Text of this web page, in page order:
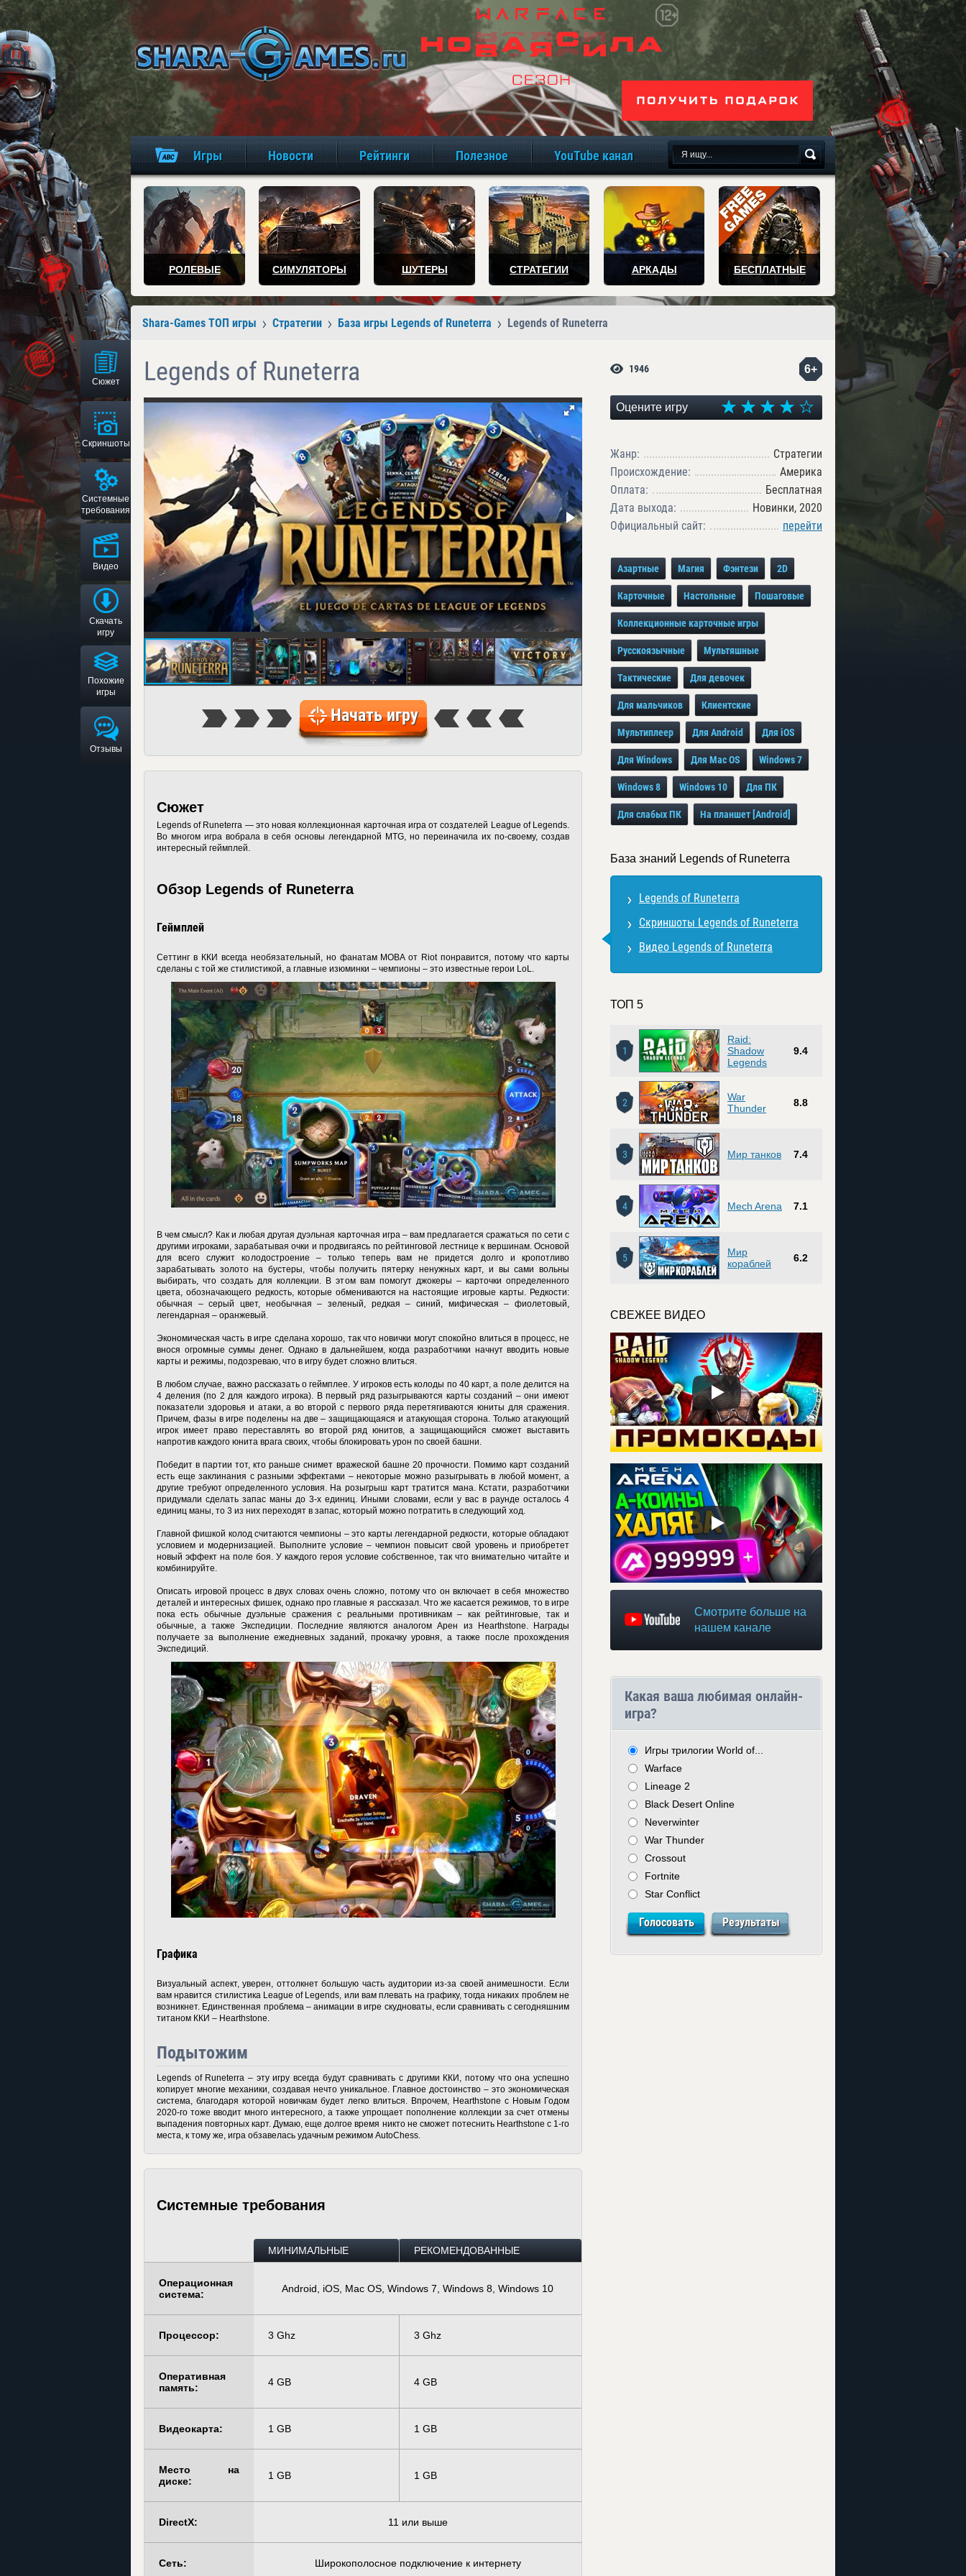
игры онлайн бесплатно
Игры Новости Рейтинги Полезное YouTube канал
РОЛЕВЫЕ СИМУЛЯТОРЫ ШУТЕРЫ СТРАТЕГИИ АРКАДЫ БЕСПЛАТНЫЕ
Shara-Games ТОП игры Стратегии База игры Legends of Runeterra Legends of Runeterra
Сюжет
Скриншоты
Системные
требования
Видео
Скачать
игру
Похожие
игры
Отзывы
Legends of Runeterra
Начать игру
Сюжет
Legends of Runeterra — это новая коллекционная карточная игра от создателей League of Legends.
Во многом игра вобрала в себя основы легендарной MTG, но переиначила их по-своему, создав
интересный геймплей.
Обзор Legends of Runeterra
Геймплей
Сеттинг в ККИ всегда необязательный, но фанатам MOBA от Riot понравится, потому что карты
сделаны с той же стилистикой, а главные изюминки – чемпионы – это известные герои LoL.
В чем смысл? Как и любая другая дуэльная карточная игра – вам предлагается сражаться по сети с
другими игроками, зарабатывая очки и продвигаясь по рейтинговой лестнице к вершинам. Основой
для всего служит колодостроение – только теперь вам не придется долго и кропотливо
зарабатывать золото на бустеры, чтобы получить пятерку ненужных карт, и вы сами вольны
выбирать, что создать для коллекции. В этом вам помогут джокеры – карточки определенного
цвета, обозначающего редкость, которые обмениваются на настоящие игровые карты. Редкости:
обычная – серый цвет, необычная – зеленый, редкая – синий, мифическая – фиолетовый,
легендарная – оранжевый.
Экономическая часть в игре сделана хорошо, так что новички могут спокойно влиться в процесс, не
внося огромные суммы денег. Однако в дальнейшем, когда разработчики начнут вводить новые
карты и режимы, подозреваю, что в игру будет сложно влиться.
В любом случае, важно рассказать о геймплее. У игроков есть колоды по 40 карт, а поле делится на
4 деления (по 2 для каждого игрока). В первый ряд разыгрываются карты созданий – они имеют
показатели здоровья и атаки, а во второй с первого ряда перетягиваются юниты для сражения.
Причем, фазы в игре поделены на две – защищающаяся и атакующая сторона. Только атакующий
игрок имеет право переставлять во второй ряд юнитов, а защищающийся сможет выставить
напротив каждого юнита врага своих, чтобы блокировать урон по своей башни.
Победит в партии тот, кто раньше снимет вражеской башне 20 прочности. Помимо карт созданий
есть еще заклинания с разными эффектами – некоторые можно разыгрывать в любой момент, а
другие требуют определенного условия. На розыгрыш карт тратится мана. Кстати, разработчики
придумали сделать запас маны до 3-х единиц. Иными словами, если у вас в раунде осталось 4
единиц маны, то 3 из них переходят в запас, который можно потратить в следующий ход.
Главной фишкой колод считаются чемпионы – это карты легендарной редкости, которые обладают
условием и модернизацией. Выполните условие – чемпион повысит свой уровень и приобретет
новый эффект на поле боя. У каждого героя условие собственное, так что внимательно читайте и
комбинируйте.
Описать игровой процесс в двух словах очень сложно, потому что он включает в себя множество
деталей и интересных фишек, однако про главные я рассказал. Что же касается режимов, то в игре
пока есть обычные дуэльные сражения с реальными противникам – как рейтинговые, так и
обычные, а также Экспедиции. Последние являются аналогом Арен из Hearthstone. Награды
получаете за выполнение ежедневных заданий, прокачку уровня, а также после прохождения
Экспедиций.
Графика
Визуальный аспект, уверен, оттолкнет большую часть аудитории из-за своей анимешности. Если
вам нравится стилистика League of Legends, или вам плевать на графику, тогда никаких проблем не
возникнет. Единственная проблема – анимации в игре скудноваты, если сравнивать с сегодняшним
титаном ККИ – Hearthstone.
Подытожим
Legends of Runeterra – эту игру всегда будут сравнивать с другими ККИ, потому что она успешно
копирует многие механики, создавая нечто уникальное. Главное достоинство – это экономическая
система, благодаря которой новичкам будет легко влиться. Впрочем, Hearthstone с Новым Годом
2020-го тоже вводит много интересного, а также упрощает пополнение коллекции за счет отмены
выпадения повторных карт. Думаю, еще долгое время никто не сможет потеснить Hearthstone с 1-го
места, к тому же, игра обзавелась удачным режимом AutoChess.
Системные требования
МИНИМАЛЬНЫЕ РЕКОМЕНДОВАННЫЕ
Операционная
система:
Android, iOS, Mac OS, Windows 7, Windows 8, Windows 10
Процессор: 3 Ghz 3 Ghz
Оперативная
память:
4 GB 4 GB
Видеокарта: 1 GB 1 GB
Место на
диске:
1 GB 1 GB
DirectX: 11 или выше
Сеть: Широкополосное подключение к интернету
6+
1946
Оцените игру
Жанр:
Стратегии
Происхождение:
Америка
Оплата:
Бесплатная
Дата выхода:
Новинки, 2020
Официальный сайт:
перейти
Азартные Магия Фэнтези 2D
Карточные Настольные Пошаговые
Коллекционные карточные игры
Русскоязычные Мультяшные
Тактические Для девочек
Для мальчиков Клиентские
Мультиплеер Для Android Для iOS
Для Windows Для Mac OS Windows 7
Windows 8 Windows 10 Для ПК
Для слабых ПК На планшет [Android]
База знаний Legends of Runeterra
Legends of Runeterra
Скриншоты Legends of Runeterra
Видео Legends of Runeterra
ТОП 5
1
Raid:
Shadow
Legends
9.4
2
War
Thunder
8.8
3 Мир танков 7.4
4 Mech Arena 7.1
5
Мир
кораблей
6.2
СВЕЖЕЕ ВИДЕО
Смотрите больше на
нашем канале
Какая ваша любимая онлайн-
игра?
Игры трилогии World of...
Warface
Lineage 2
Black Desert Online
Neverwinter
War Thunder
Crossout
Fortnite
Star Conflict